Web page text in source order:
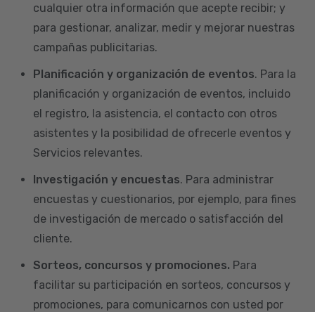
cualquier otra información que acepte recibir; y
para gestionar, analizar, medir y mejorar nuestras
campañas publicitarias.
Planificación y organización de eventos. Para la
planificación y organización de eventos, incluido
el registro, la asistencia, el contacto con otros
asistentes y la posibilidad de ofrecerle eventos y
Servicios relevantes.
Investigación y encuestas. Para administrar
encuestas y cuestionarios, por ejemplo, para fines
de investigación de mercado o satisfacción del
cliente.
Sorteos, concursos y promociones. Para
facilitar su participación en sorteos, concursos y
promociones, para comunicarnos con usted por